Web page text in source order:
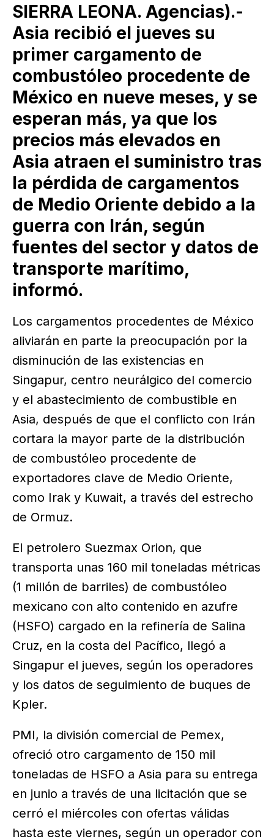
SIERRA LEONA. Agencias).-
Asia recibió el jueves su
primer cargamento de
combustóleo procedente de
México en nueve meses, y se
esperan más, ya que los
precios más elevados en
Asia atraen el suministro tras
la pérdida de cargamentos
de Medio Oriente debido a la
guerra con Irán, según
fuentes del sector y datos de
transporte marítimo,
informó.
Los cargamentos procedentes de México
aliviarán en parte la preocupación por la
disminución de las existencias en
Singapur, centro neurálgico del comercio
y el abastecimiento de combustible en
Asia, después de que el conflicto con Irán
cortara la mayor parte de la distribución
de combustóleo procedente de
exportadores clave de Medio Oriente,
como Irak y Kuwait, a través del estrecho
de Ormuz.
El petrolero Suezmax Orion, que
transporta unas 160 mil toneladas métricas
(1 millón de barriles) de combustóleo
mexicano con alto contenido en azufre
(HSFO) cargado en la refinería de Salina
Cruz, en la costa del Pacífico, llegó a
Singapur el jueves, según los operadores
y los datos de seguimiento de buques de
Kpler.
PMI, la división comercial de Pemex,
ofreció otro cargamento de 150 mil
toneladas de HSFO a Asia para su entrega
en junio a través de una licitación que se
cerró el miércoles con ofertas válidas
hasta este viernes, según un operador con